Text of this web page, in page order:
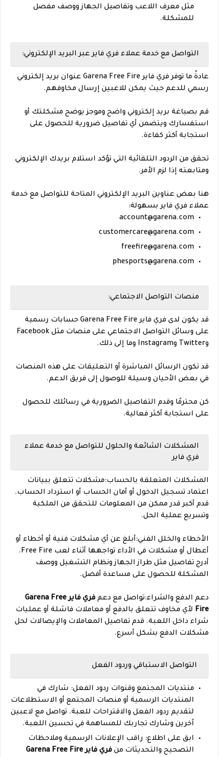
مثل معرف اللاعب وتفاصيل الجهاز ووصف مفصل
للمشكلة.
التواصل مع خدمة عملاء فري فاير عبر البريد الإلكتروني:
عادةً ما توفر فري فاير Garena Free Fire عنوان بريد إلكتروني
رسمي للدعم حيث يمكن للاعبين إرسال مخاوفهم.
قم بصياغة بريد إلكتروني واضح وموجز يوضح مشكلتك أو
استفسارك ويتضمن أي تفاصيل ضرورية للحصول على
استجابة أكثر كفاءة.
تحقق من الردود التلقائية التي تؤكد استلام بريدك الإلكتروني
ومتابعته إذا لزم الأمر.
هنا بعض عناوين البريد الإلكتروني المتاحة للتواصل مع خدمة
عملاء فري فاير بسهولة:
account@garena.com
customercare@garena.com
freefire@garena.com
phesports@garena.com
منصات التواصل الاجتماعي:
قد يكون لدى فري فاير Garena Free Fire حسابات رسمية
على وسائل التواصل الاجتماعي على منصات مثل Facebook
وTwitter وInstagram وما إلى ذلك.
قد تكون الرسائل المباشرة أو التعليقات على هذه المنصات
في بعض الأحيان وسيلة للوصول إلى فريق الدعم.
كن محترمًا وقدم التفاصيل الضرورية في رسائلك للحصول
على استجابة أكثر فعالية.
المشكلات الشائعة والحلول للتواصل مع خدمة عملاء
فري فاير
المشكلات المتعلقة بالحساب:مشكلات تتعلق ببيانات
اعتماد تسجيل الدخول أو أمان الحساب أو استرداد الحساب.
قدم أكبر قدر ممكن من المعلومات للتحقق من الملكية
وتسريع عملية الحل.
الأخطاء والخلل الفني:أبلغ عن أي مشكلات فنية أو أخطاء أو
أعطال أو مشكلات في الأداء تواجهها أثناء لعب Free Fire.
أدرج تفاصيل مثل طراز الجهاز ونظام التشغيل ووصف
المشكلة للحصول على مساعدة أفضل.
دعم الدفع والشراء:تواصل مع دعم
فري فاير Garena Free
Fire لأي مخاوف تتعلق بالدفع أو معاملات فاشلة أو عمليات
شراء داخل اللعبة. قدم تفاصيل المعاملات والإيصالات لحل
مشكلات الدفع بشكل أسرع.
التواصل الاستباقي وردود الفعل
منتديات المجتمع وقنوات ردود الفعل: شارك في
المنتديات الرسمية أو منصات المجتمع أو الاستطلاعات
لتقديم ردود الفعل والاقتراحات للعبة. تواصل مع لاعبين
آخرين وشارك تجاربك للمساهمة في تحسين اللعبة.
ابق على اطلاع: راقب الإعلانات الرسمية وملاحظات
التصحيح والتحديثات من فري فاير Garena Free Fire